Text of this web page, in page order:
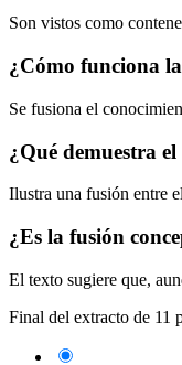
Son vistos como
¿Cómo funciona
Se fusiona el
¿Qué demuestra
Ilustra una fusión entre
¿Es la fusión
El texto sugiere que,
Final del extracto de 11